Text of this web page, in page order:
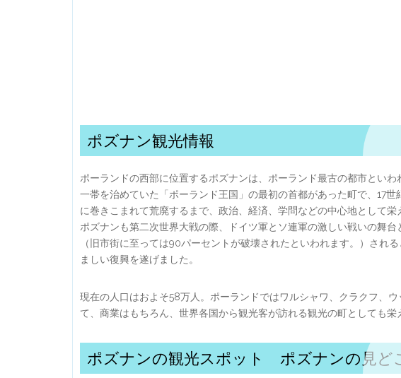
ポズナン観光情報
ポーランドの西部に位置するポズナンは、ポーランド最古の都市とい
一帯を治めていた「ポーランド王国」の最初の首都があった町で、17
に巻きこまれて荒廃するまで、政治、経済、学問などの中心地として栄
ポズナンも第二次世界大戦の際、ドイツ軍とソ連軍の激しい戦いの舞
（旧市街に至っては90パーセントが破壊されたといわれます。）され
ましい復興を遂げました。
現在の人口はおよそ58万人。ポーランドではワルシャワ、クラクフ、
て、商業はもちろん、世界各国から観光客が訪れる観光の町としても栄
ポズナンの観光スポット ポズナンの見ど